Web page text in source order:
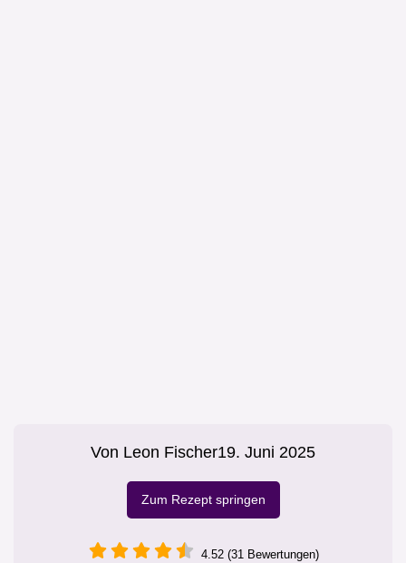
Von Leon Fischer19. Juni 2025
Zum Rezept springen
4.52 (31 Bewertungen)